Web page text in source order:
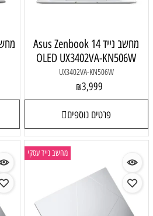
מחשב נייד Asus Zenbook 14
OLED UX3402VA-KN506W
UX3402VA-KN506W
₪3,999
פרטים נוספים
מחשב נייד עסקי